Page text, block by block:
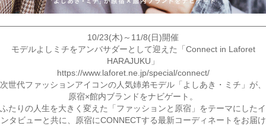
10/23(木)～11/8(日)開催
モデルよしミチをアンバサダーとして迎えた「Connect in Laforet
HARAJUKU」
https://www.laforet.ne.jp/special/connect/
次世代ファッションアイコンの人気姉弟モデル「よしあき・ミチ」が、
原宿×館内ブランドをナビゲート。
ふたりの人生を大きく変えた「ファッションと原宿」をテーマにしたイ
ンタビューと共に、原宿にCONNECTする最新コーディネートをお届け